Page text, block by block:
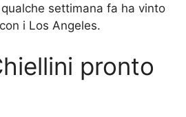
settimana fa ha vinto
i Los Angeles.
pronto